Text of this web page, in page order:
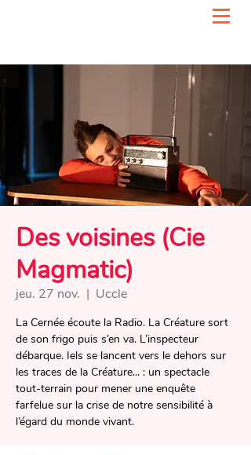
Des voisines (Cie
Magmatic)
jeu. 27 nov.
  |
Uccle
La Cernée écoute la Radio. La Créature sort
de son frigo puis s’en va. L’inspecteur
débarque. Iels se lancent vers le dehors sur
les traces de la Créature... : un spectacle
tout-terrain pour mener une enquête
farfelue sur la crise de notre sensibilité à
l’égard du monde vivant.